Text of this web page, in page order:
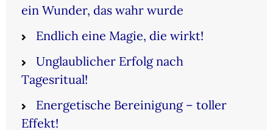
ein Wunder, das wahr wurde
Endlich eine Magie, die wirkt!
Unglaublicher Erfolg nach
Tagesritual!
Energetische Bereinigung – toller
Effekt!